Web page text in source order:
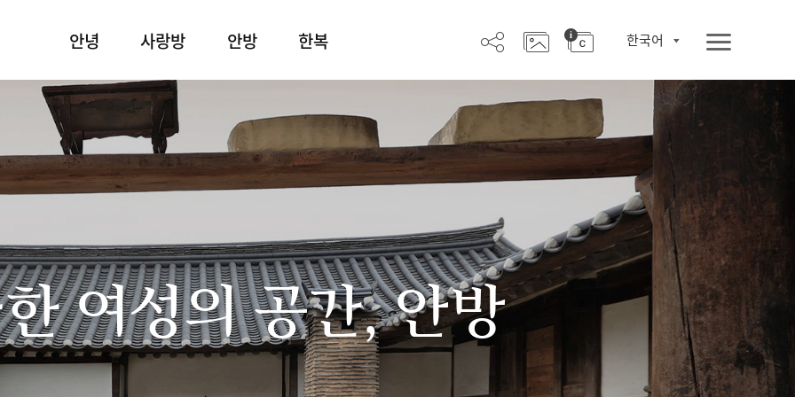
안녕 사랑방 안방 한복 한국어
여성의 공간, 안방